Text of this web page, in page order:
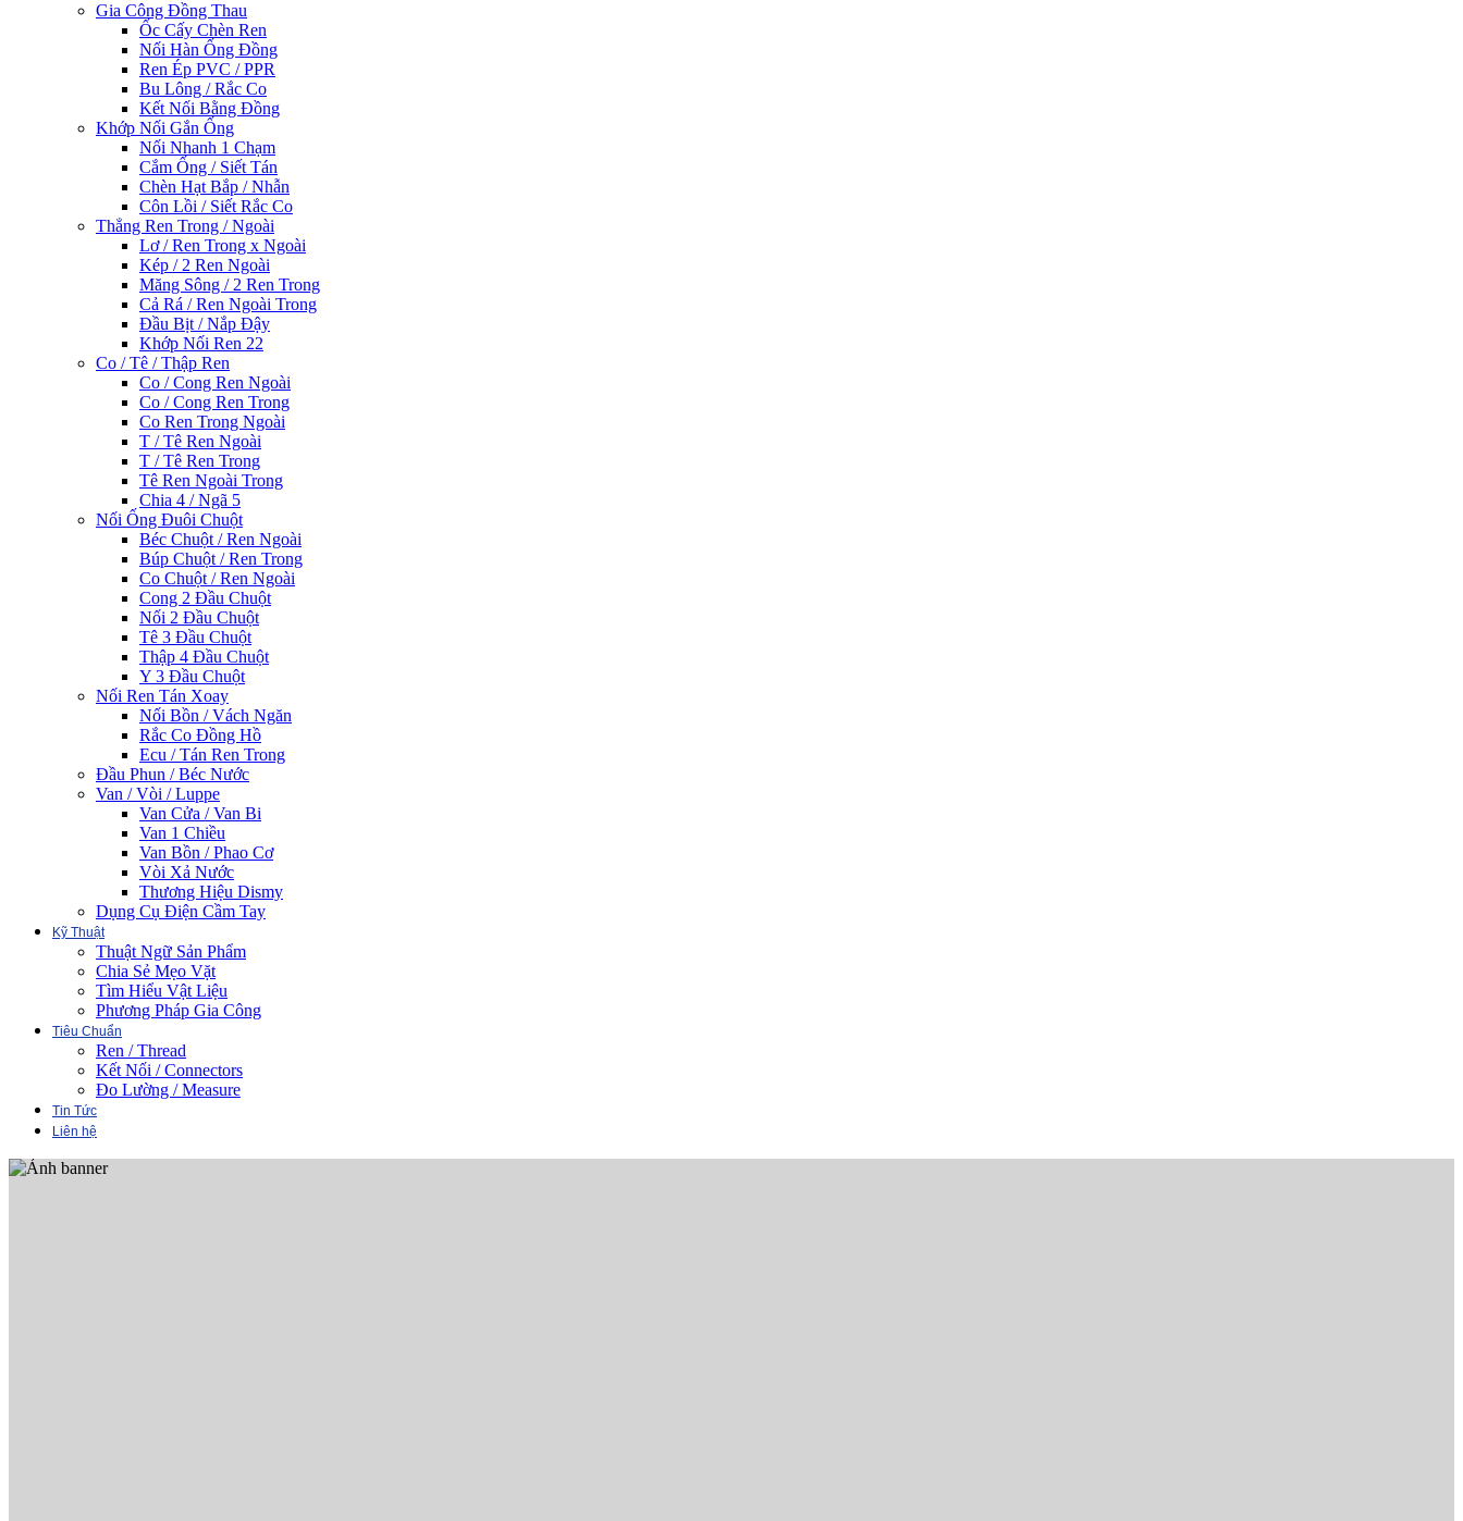
Gia Công Đồng Thau
Ốc Cấy Chèn Ren
Nối Hàn Ống Đồng
Ren Ép PVC / PPR
Bu Lông / Rắc Co
Kết Nối Bằng Đồng
Khớp Nối Gắn Ống
Nối Nhanh 1 Chạm
Cắm Ống / Siết Tán
Chèn Hạt Bắp / Nhẫn
Côn Lồi / Siết Rắc Co
Thẳng Ren Trong / Ngoài
Lơ / Ren Trong x Ngoài
Kép / 2 Ren Ngoài
Măng Sông / 2 Ren Trong
Cả Rá / Ren Ngoài Trong
Đầu Bịt / Nắp Đậy
Khớp Nối Ren 22
Co / Tê / Thập Ren
Co / Cong Ren Ngoài
Co / Cong Ren Trong
Co Ren Trong Ngoài
T / Tê Ren Ngoài
T / Tê Ren Trong
Tê Ren Ngoài Trong
Chia 4 / Ngã 5
Nối Ống Đuôi Chuột
Béc Chuột / Ren Ngoài
Búp Chuột / Ren Trong
Co Chuột / Ren Ngoài
Cong 2 Đầu Chuột
Nối 2 Đầu Chuột
Tê 3 Đầu Chuột
Thập 4 Đầu Chuột
Y 3 Đầu Chuột
Nối Ren Tán Xoay
Nối Bồn / Vách Ngăn
Rắc Co Đồng Hồ
Ecu / Tán Ren Trong
Đầu Phun / Béc Nước
Van / Vòi / Luppe
Van Cửa / Van Bi
Van 1 Chiều
Van Bồn / Phao Cơ
Vòi Xả Nước
Thương Hiệu Dismy
Dụng Cụ Điện Cầm Tay
Kỹ Thuật
Thuật Ngữ Sản Phẩm
Chia Sẻ Mẹo Vặt
Tìm Hiểu Vật Liệu
Phương Pháp Gia Công
Tiêu Chuẩn
Ren / Thread
Kết Nối / Connectors
Đo Lường / Measure
Tin Tức
Liên hệ